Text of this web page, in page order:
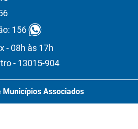
156
- 08h às 17h
- 13015-904
Municípios Associados